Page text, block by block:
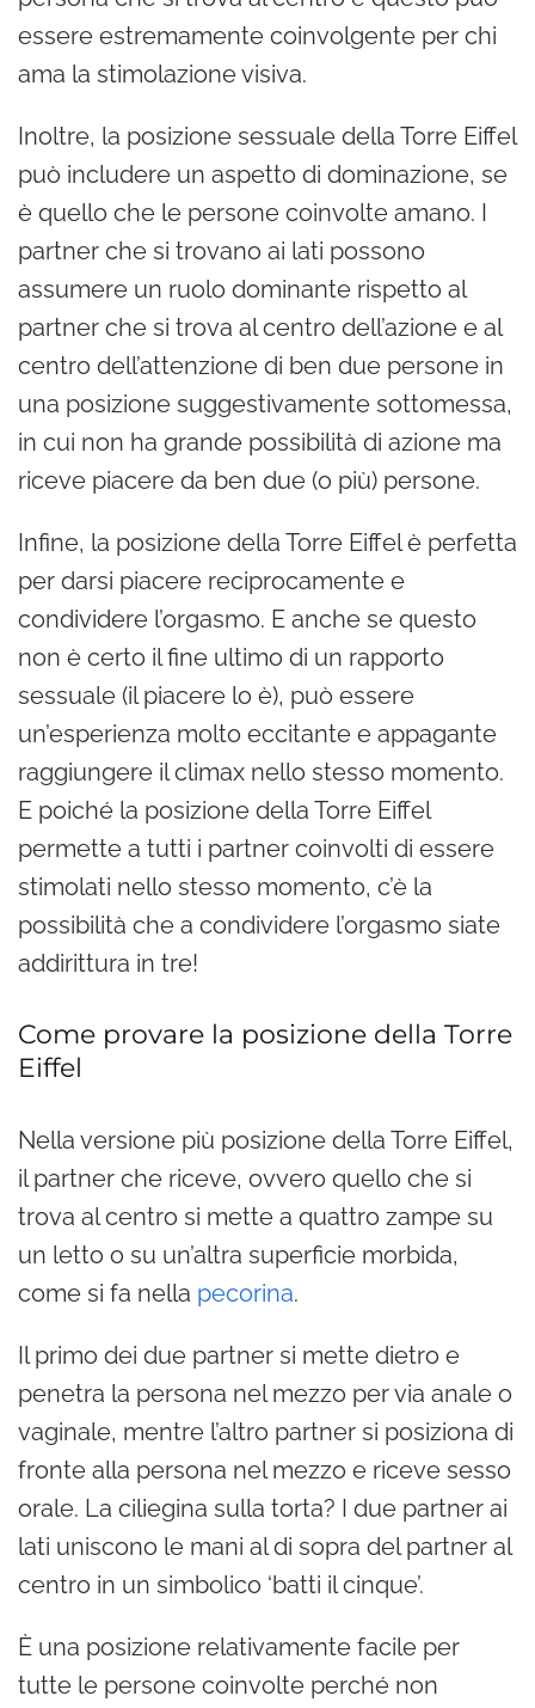
essere estremamente coinvolgente per chi
ama la stimolazione visiva.
Inoltre, la posizione sessuale della Torre Eiffel
può includere un aspetto di dominazione, se
è quello che le persone coinvolte amano. I
partner che si trovano ai lati possono
assumere un ruolo dominante rispetto al
partner che si trova al centro dell’azione e al
centro dell’attenzione di ben due persone in
una posizione suggestivamente sottomessa,
in cui non ha grande possibilità di azione ma
riceve piacere da ben due (o più) persone.
Infine, la posizione della Torre Eiffel è perfetta
per darsi piacere reciprocamente e
condividere l’orgasmo. E anche se questo
non è certo il fine ultimo di un rapporto
sessuale (il piacere lo è), può essere
un’esperienza molto eccitante e appagante
raggiungere il climax nello stesso momento.
E poiché la posizione della Torre Eiffel
permette a tutti i partner coinvolti di essere
stimolati nello stesso momento, c’è la
possibilità che a condividere l’orgasmo siate
addirittura in tre!
Come provare la posizione della Torre
Eiffel
Nella versione più posizione della Torre Eiffel,
il partner che riceve, ovvero quello che si
trova al centro si mette a quattro zampe su
un letto o su un’altra superficie morbida,
come si fa nella pecorina.
Il primo dei due partner si mette dietro e
penetra la persona nel mezzo per via anale o
vaginale, mentre l’altro partner si posiziona di
fronte alla persona nel mezzo e riceve sesso
orale. La ciliegina sulla torta? I due partner ai
lati uniscono le mani al di sopra del partner al
centro in un simbolico ‘batti il cinque’.
È una posizione relativamente facile per
tutte le persone coinvolte perché non